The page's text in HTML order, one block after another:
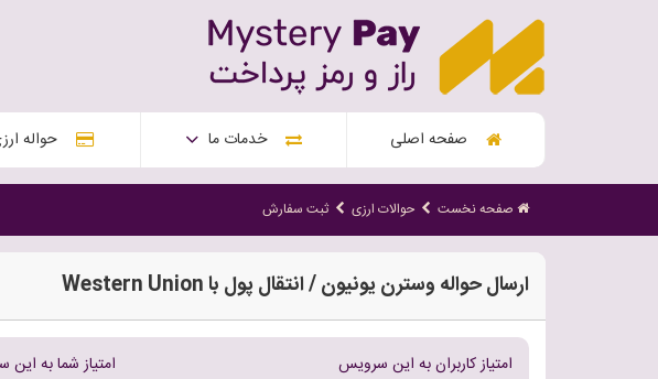
صفحه اصلی خدمات ما حواله
صفحه نخست حوالات ارزی ثبت سفارش
ارسال حواله وسترن یونیون / انتقال پول با Western Union
امتیاز کاربران به این سرویس
امتیاز شما به